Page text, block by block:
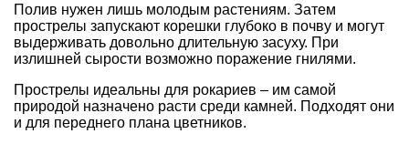
Полив нужен лишь молодым растениям. Затем
прострелы запускают корешки глубоко в почву и могут
выдерживать довольно длительную засуху. При
излишней сырости возможно поражение гнилями.
Прострелы идеальны для рокариев – им самой
природой назначено расти среди камней. Подходят они
и для переднего плана цветников.